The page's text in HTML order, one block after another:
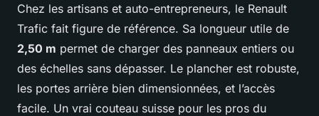
Chez les artisans et auto-entrepreneurs, le Renault
Trafic fait figure de référence. Sa longueur utile de
2,50 m permet de charger des panneaux entiers ou
des échelles sans dépasser. Le plancher est robuste,
les portes arrière bien dimensionnées, et l’accès
facile. Un vrai couteau suisse pour les pros du